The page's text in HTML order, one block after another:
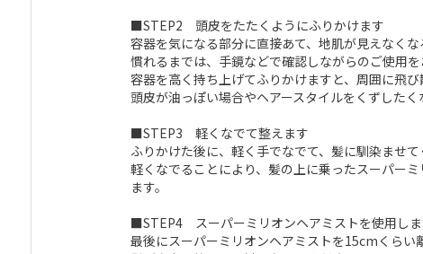
■STEP2 頭皮をたたくようにふりかけます
容器を気になる部分に直接あて、地肌が見えなく
慣れるまでは、手鏡などで確認しながらのご使用を
容器を高く持ち上げてふりかけますと、周囲に飛
頭皮が油っぽい場合やヘアースタイルをくずした
■STEP3 軽くなでて整えます
ふりかけた後に、軽く手でなでて、髪に馴染ませて
軽くなでることにより、髪の上に乗ったスーパー
ます。
■STEP4 スーパーミリオンヘアミストを使用し
最後にスーパーミリオンヘアミストを15cmくらい